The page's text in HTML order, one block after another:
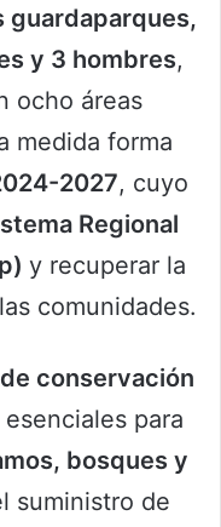
guardaparques,
y 3 hombres,
ocho áreas
medida forma
2027, cuyo
Regional
y recuperar la
comunidades.
conservación
esenciales para
bosques y
suministro de